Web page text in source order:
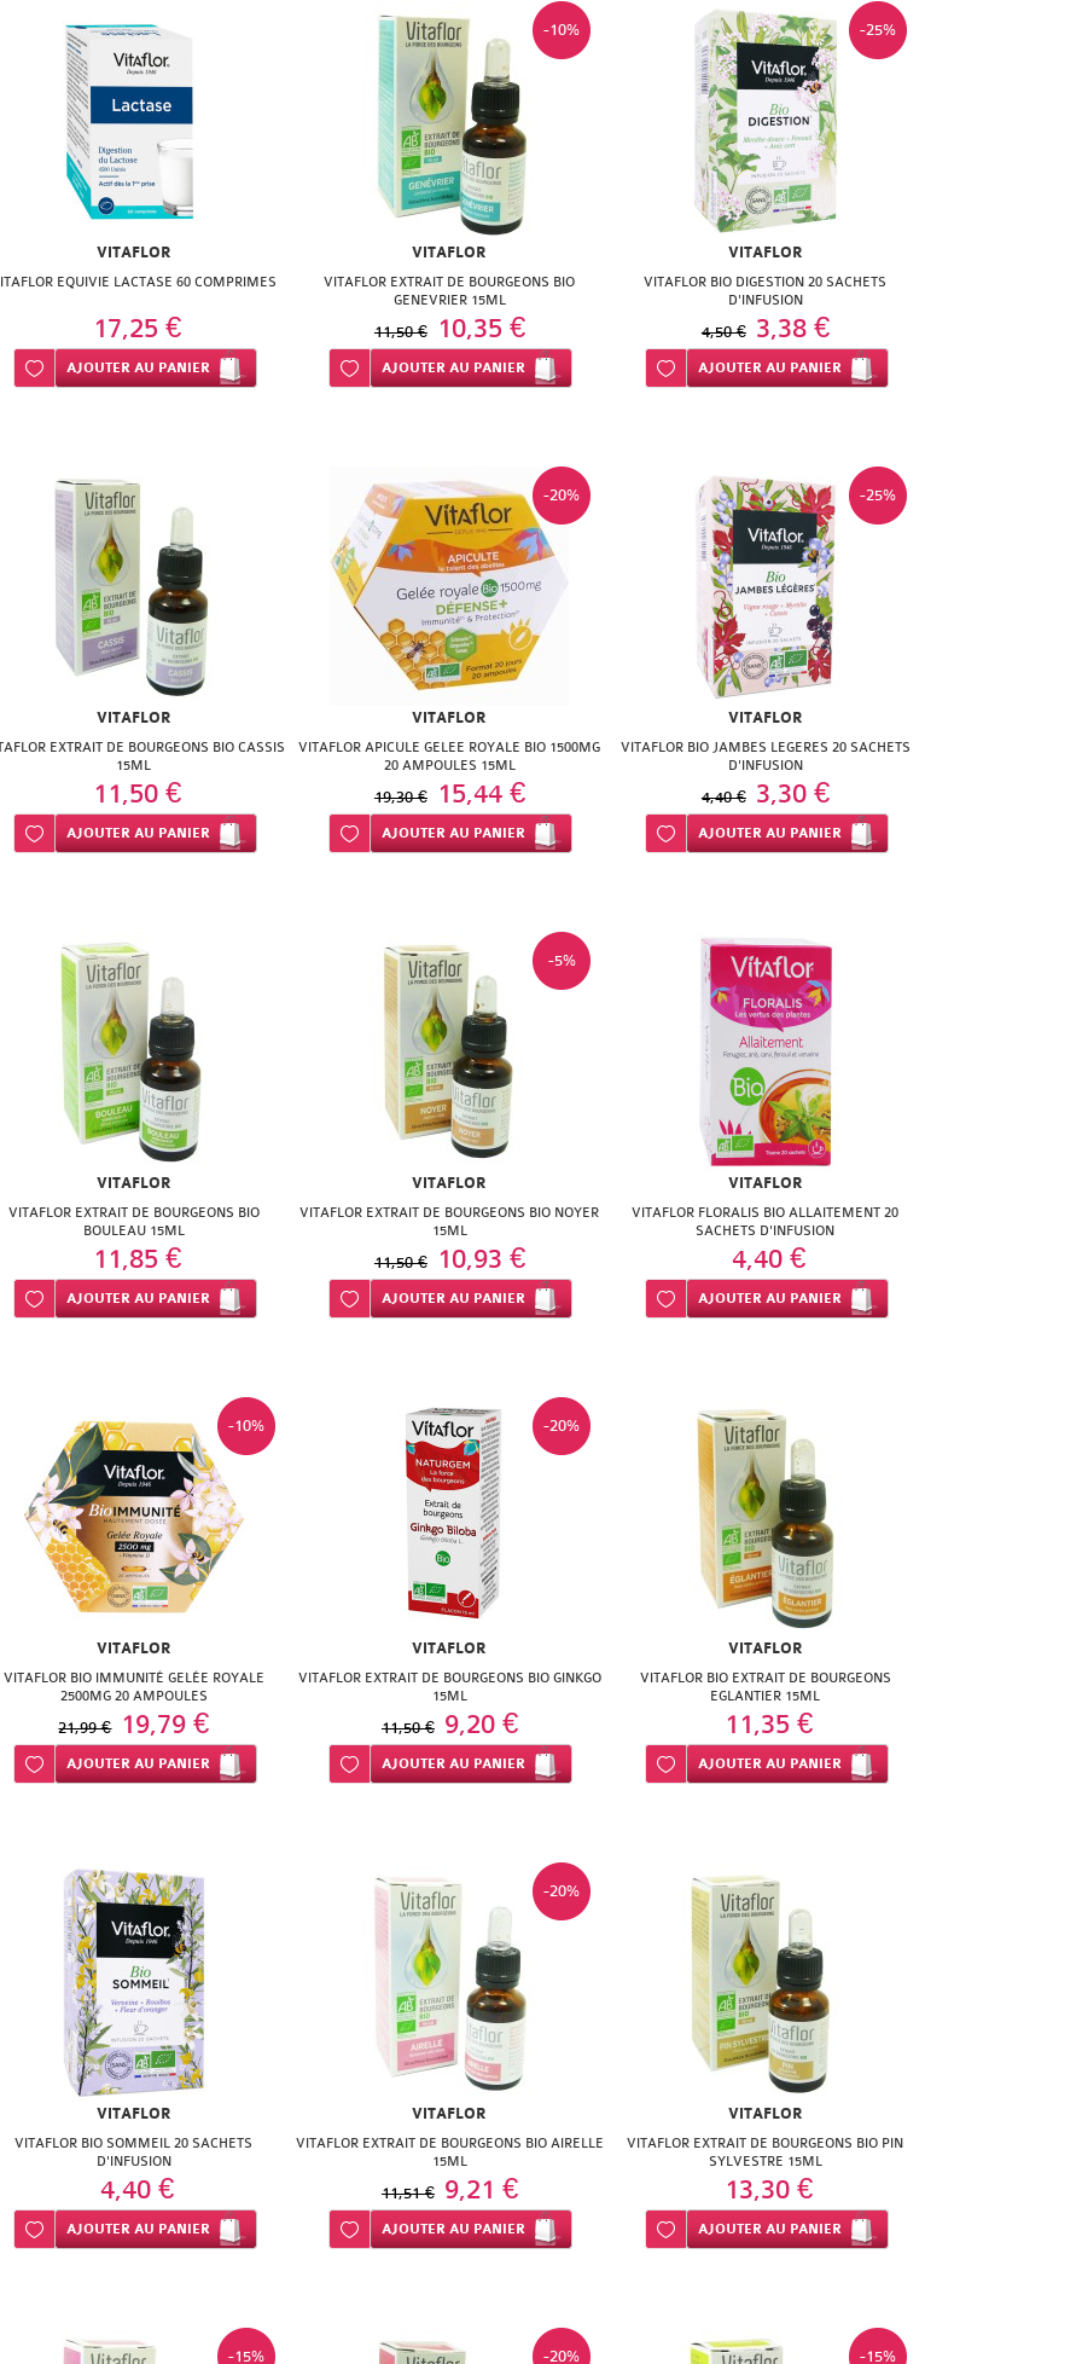
VITAFLOR
EQUIVIE LACTASE 60 COMPRIMES
17,25 €
Ajouter à ma liste d’envie
AJOUTER AU PANIER
-10%
VITAFLOR
VITAFLOR EXTRAIT DE BOURGEONS BIO
GENEVRIER 15ML
11,50 € 10,35 €
Ajouter à ma liste d’envie
AJOUTERAU PANIER
-25%
VITAFLOR
VITAFLOR BIO DIGESTION 20 SACHETS
D'INFUSION
4,50 € 3,38 €
Ajouter à ma liste d’envie
AJOUTER AU PANIER
VITAFLOR
EXTRAIT DE BOURGEONS BIO CASSIS
15ML
11,50 €
Ajouter à ma liste d’envie
AJOUTER AU PANIER
-20%
VITAFLOR
VITAFLOR APICULE GELEE ROYALE BIO 1500MG
20 AMPOULES 15ML
19,30 € 15,44 €
Ajouter à ma liste d’envie
AJOUTERAU PANIER
-25%
VITAFLOR
VITAFLOR BIO JAMBES LEGERES 20 SACHETS
D'INFUSION
4,40 € 3,30 €
Ajouter à ma liste d’envie
AJOUTER AU PANIER
VITAFLOR
VITAFLOR EXTRAIT DE BOURGEONS BIO
BOULEAU 15ML
11,85 €
Ajouter à ma liste d’envie
AJOUTER AU PANIER
-5%
VITAFLOR
VITAFLOR EXTRAIT DE BOURGEONS BIO NOYER
15ML
11,50 € 10,93 €
Ajouter à ma liste d’envie
AJOUTERAU PANIER
VITAFLOR
VITAFLOR FLORALIS BIO ALLAITEMENT 20
SACHETS D'INFUSION
4,40 €
Ajouter à ma liste d’envie
AJOUTER AU PANIER
-10%
VITAFLOR
VITAFLOR BIO IMMUNITÉ GELÉE ROYALE
2500MG 20 AMPOULES
21,99 € 19,79 €
Ajouter à ma liste d’envie
AJOUTER AU PANIER
-20%
VITAFLOR
VITAFLOR EXTRAIT DE BOURGEONS BIO GINKGO
15ML
11,50 € 9,20 €
Ajouter à ma liste d’envie
AJOUTERAU PANIER
VITAFLOR
VITAFLOR BIO EXTRAIT DE BOURGEONS
EGLANTIER 15ML
11,35 €
Ajouter à ma liste d’envie
AJOUTER AU PANIER
VITAFLOR
VITAFLOR BIO SOMMEIL 20 SACHETS
D'INFUSION
4,40 €
Ajouter à ma liste d’envie
AJOUTER AU PANIER
-20%
VITAFLOR
VITAFLOR EXTRAIT DE BOURGEONS BIO AIRELLE
15ML
11,51 € 9,21 €
Ajouter à ma liste d’envie
AJOUTERAU PANIER
VITAFLOR
VITAFLOR EXTRAIT DE BOURGEONS BIO PIN
SYLVESTRE 15ML
13,30 €
Ajouter à ma liste d’envie
AJOUTER AU PANIER
-15% -20% -15%